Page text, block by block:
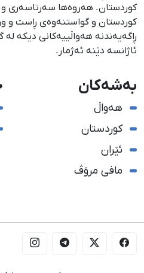
كوردستان. هەروەها سەرتاسەری و
كوردستان و گواستنەوەی ڕاست و
ڕاگەیەندنە هەواڵییەكانی دیكە لە
ئاژانسە دێنە ئەژمار.
بەشەکان
هەواڵ
کوردستان
ئێران
مافی مرۆڤ